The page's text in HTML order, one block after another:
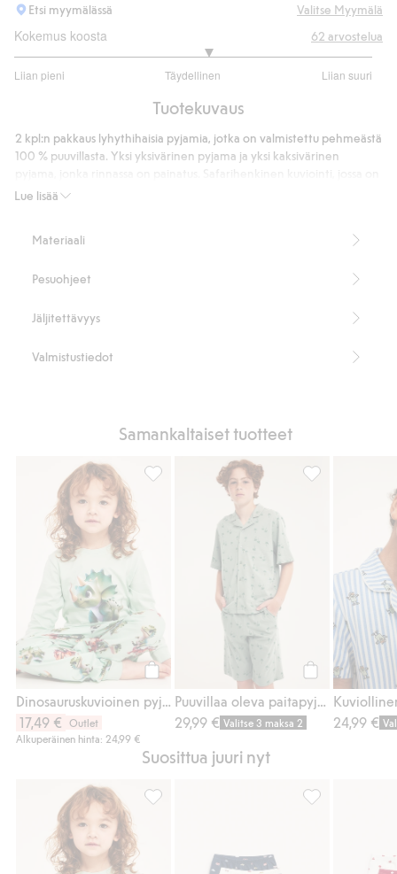
Etsi myymälässä Valitse Myymälä
Kokemus koosta
Liian pieni Täydellinen Liian suuri
/
ääneen
62 arvostelua
Tuotekuvaus
Lue lisää
2 kpl:n pakkaus lyhythihaisia pyjamia, jotka on valmistettu pehmeästä
100 % puuvillasta. Yksi yksivärinen pyjama ja yksi kaksivärinen
leijonia, krokotiileja ja käärmeitä. Pyjamashortsien vyötäröllä on
Materiaali
Pesuohjeet
Jäljitettävyys
Valmistustiedot
Samankaltaiset tuotteet
17,49 €
Outlet
Alkuperäinen hinta: 24,99 €
Dinosauruskuvioinen pyjama, Lisää
29,99 € Valitse 3 maksa 2
Puuvillaa
24,99 €
Suosittua juuri nyt